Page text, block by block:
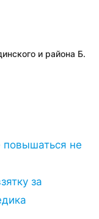
и района Б.
повышаться не
за